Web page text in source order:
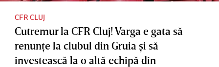
CFR CLUJ
Cutremur la CFR Cluj! Varga e gata să
renunţe la clubul din Gruia şi să
investească la o altă echipă din